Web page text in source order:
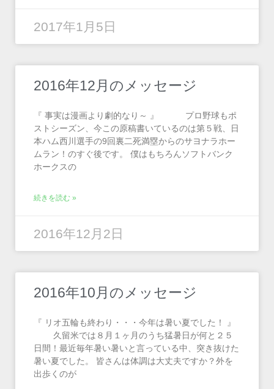
2017年1月5日
2016年12月のメッセージ
『 事実は漫画より劇的なり～ 』 プロ野球もポ
ストシーズン、今この原稿書いているのは第５戦、日
本ハム西川選手の9回裏二死満塁からのサヨナラホー
ムラン！のすぐ後です。 僕はもちろんソフトバンク
ホークスの
続きを読む »
2016年12月2日
2016年10月のメッセージ
『 リオ五輪も終わり・・・今年は暑い夏でした！ 』
久留米では８月１ヶ月のうち猛暑日が何と２５
日間！最近毎年暑い暑いと言っている中、突き抜けた
暑い夏でした。 皆さんは体調は大丈夫ですか？外を
出歩くのが